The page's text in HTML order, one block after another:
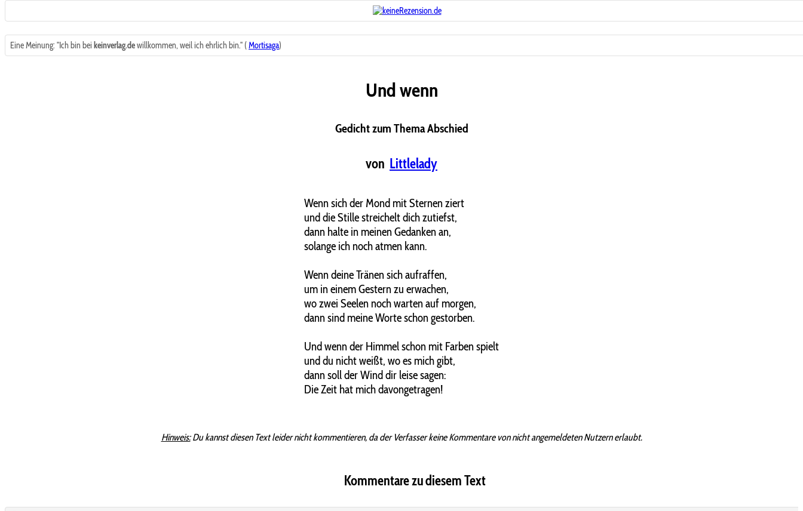
Eine Meinung: "Ich bin bei keinverlag.dewillkommen, weil ich ehrlich bin." (Mortisaga)
Und wenn
Gedicht zum Thema Abschied
von Littlelady
Wenn sich der Mond mit Sternen ziert
und die Stille streichelt dich zutiefst,
dann halte in meinen Gedanken an,
solange ich noch atmen kann.
Wenn deine Tränen sich aufraffen,
um in einem Gestern zu erwachen,
wo zwei Seelen noch warten auf morgen,
dann sind meine Worte schon gestorben.
Und wenn der Himmel schon mit Farben spielt
und du nicht weißt, wo es mich gibt,
dann soll der Wind dir leise sagen:
Die Zeit hat mich davongetragen!
Hinweis:Du kannst diesen Text leider nicht kommentieren, da der Verfasser keine Kommentare von nicht angemeldeten Nutzern erlaubt.
Kommentare zu diesem Text